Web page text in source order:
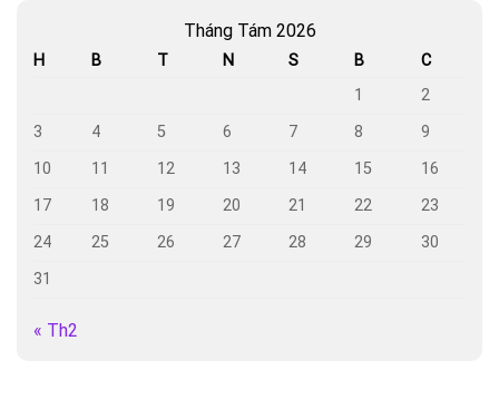
Tháng Tám 2026
H B T N S B
C
1
2
3
4 5 6 7 8
9
10
11 12 13 14 15
16
17
18 19 20 21 22
23
24
25 26 27 28 29
30
31
« Th2